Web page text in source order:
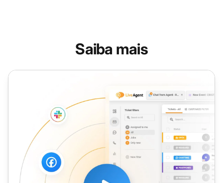
Saiba mais
Gestão de Informações vs Gestão de Conhecimento